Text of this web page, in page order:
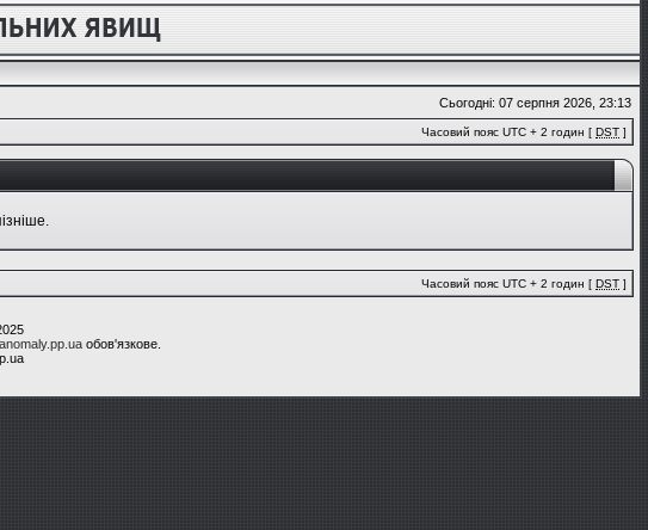
Сьогодні: 07 серпня 2026, 23:13
Часовий пояс UTC + 2 годин [ DST ]
Часовий пояс UTC + 2 годин [ DST ]
обов'язкове.